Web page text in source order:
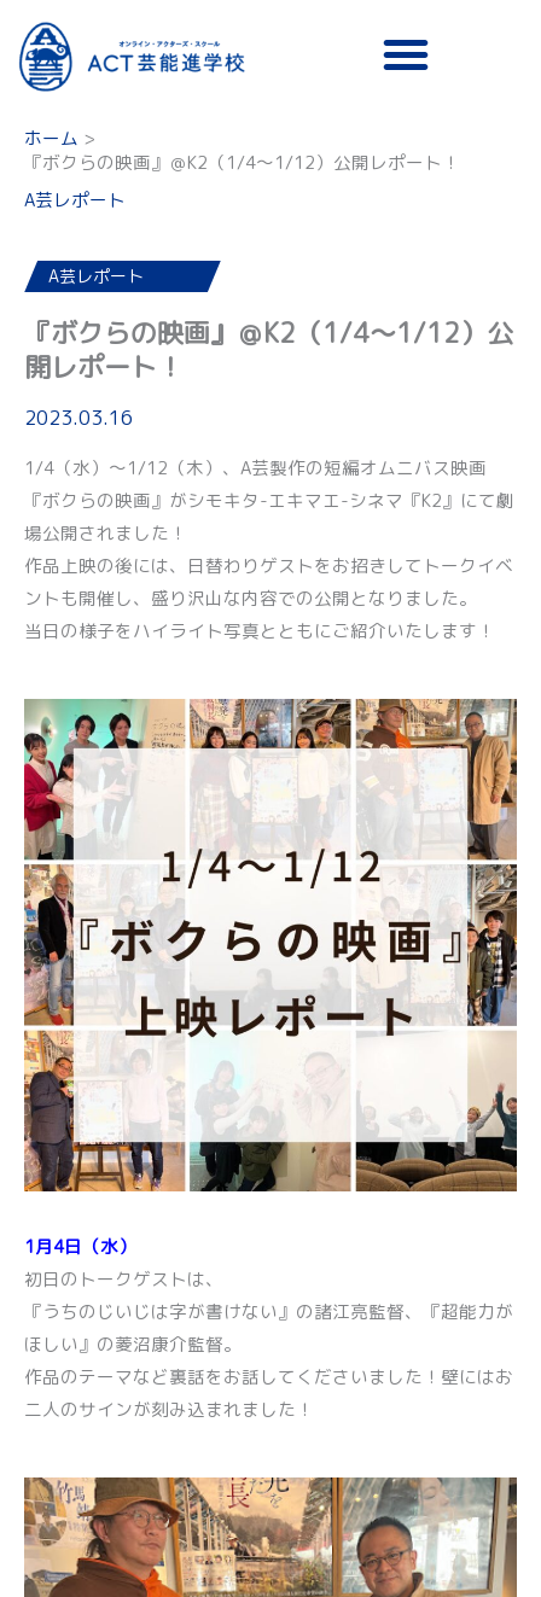
ホーム
『ボクらの映画』＠K2（1/4～1/12）公開レポート！
A芸レポート
A芸レポート
『ボクらの映画』＠K2（1/4～1/12）公
開レポート！
2023.03.16
1/4（水）〜1/12（木）、A芸製作の短編オムニバス映画
『ボクらの映画』がシモキタ-エキマエ-シネマ『K2』にて劇
場公開されました！
作品上映の後には、日替わりゲストをお招きしてトークイベ
ントも開催し、盛り沢山な内容での公開となりました。
当日の様子をハイライト写真とともにご紹介いたします！
1月4日（水）
初日のトークゲストは、
『うちのじいじは字が書けない』の諸江亮監督、『超能力が
ほしい』の菱沼康介監督。
作品のテーマなど裏話をお話してくださいました！壁にはお
二人のサインが刻み込まれました！